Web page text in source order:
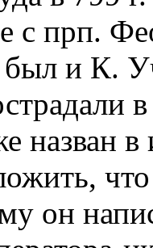
с прп.
и К.
назван
он